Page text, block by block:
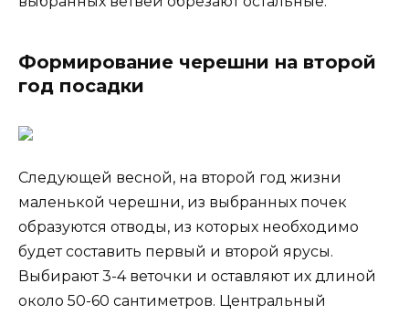
Формирование черешни на второй
год посадки
Следующей весной, на второй год жизни
маленькой черешни, из выбранных почек
образуются отводы, из которых необходимо
будет составить первый и второй ярусы.
Выбирают 3-4 веточки и оставляют их длиной
около 50-60 сантиметров. Центральный